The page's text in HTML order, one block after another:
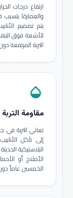
ارتفاع درجات
والعمارة) يتسبب
يتم تصميم
للأشعة فوق
التربة المرتفعة
opacity
مقاومة
تعاني التربة في
إلى تآكل
البلاستيكية
الأملاح أو
الخمسين عاماً